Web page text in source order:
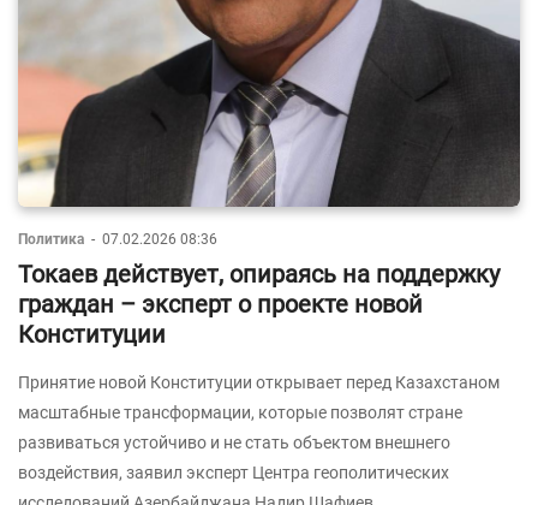
Политика - 07.02.2026 08:36
Токаев действует, опираясь на поддержку
граждан – эксперт о проекте новой
Конституции
Принятие новой Конституции открывает перед Казахстаном
масштабные трансформации, которые позволят стране
развиваться устойчиво и не стать объектом внешнего
воздействия, заявил эксперт Центра геополитических